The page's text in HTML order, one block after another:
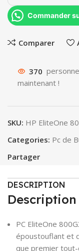
Commander
Comparer
370
maintenant !
SKU: HP EliteOne
Categories: Pc de
Partager
DESCRIPTION
Description
PC EliteOne
époustouflant et
que premier tout-